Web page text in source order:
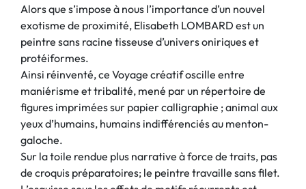
Alors que s’impose à nous l’importance d’un nouvel
exotisme de proximité, Elisabeth LOMBARD est un
peintre sans racine tisseuse d’univers oniriques et
protéiformes.
Ainsi réinventé, ce Voyage créatif oscille entre
maniérisme et tribalité, mené par un répertoire de
figures imprimées sur papier calligraphie ; animal aux
yeux d’humains, humains indifférenciés au menton-
galoche.
Sur la toile rendue plus narrative à force de traits, pas
de croquis préparatoires; le peintre travaille sans filet.